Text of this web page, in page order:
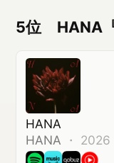
そのまま冠した一
ースから2ヶ月経
さが印象的です。
4位
位）